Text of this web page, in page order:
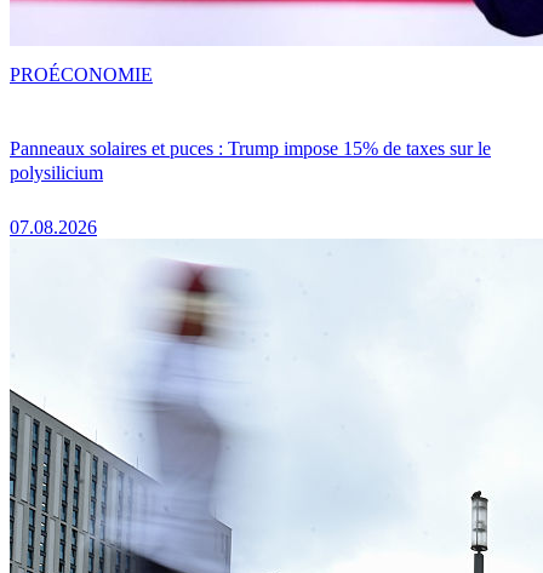
Panneaux solaires et puces : Trump impose 15% de taxes sur le
polysilicium
07.08.2026
PROÉCONOMIE